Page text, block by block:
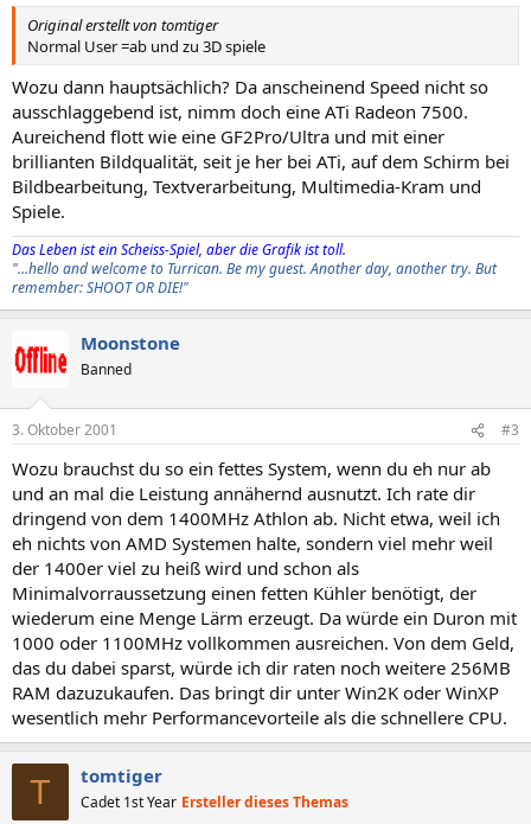
Original erstellt von tomtiger
Normal User =ab und zu 3D spiele
Wozu dann hauptsächlich? Da anscheinend Speed nicht so
ausschlaggebend ist, nimm doch eine ATi Radeon 7500.
Aureichend flott wie eine GF2Pro/Ultra und mit einer
brillianten Bildqualität, seit je her bei ATi, auf dem Schirm bei
Bildbearbeitung, Textverarbeitung, Multimedia-Kram und
Spiele.
Das Leben ist ein Scheiss-Spiel, aber die Grafik ist toll.
"...hello and welcome to Turrican. Be my guest. Another day, another try. But
remember: SHOOT OR DIE!"
Moonstone
Banned
3. Oktober 2001 #3
Wozu brauchst du so ein fettes System, wenn du eh nur ab
und an mal die Leistung annähernd ausnutzt. Ich rate dir
dringend von dem 1400MHz Athlon ab. Nicht etwa, weil ich
eh nichts von AMD Systemen halte, sondern viel mehr weil
der 1400er viel zu heiß wird und schon als
Minimalvorraussetzung einen fetten Kühler benötigt, der
wiederum eine Menge Lärm erzeugt. Da würde ein Duron mit
1000 oder 1100MHz vollkommen ausreichen. Von dem Geld,
das du dabei sparst, würde ich dir raten noch weitere 256MB
RAM dazuzukaufen. Das bringt dir unter Win2K oder WinXP
wesentlich mehr Performancevorteile als die schnellere CPU.
T tomtiger
Cadet 1st Year Ersteller dieses Themas